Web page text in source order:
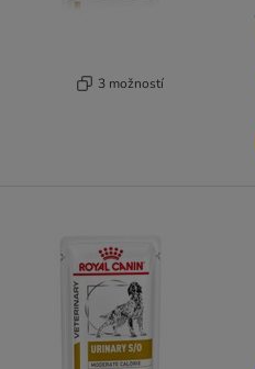
3 možností